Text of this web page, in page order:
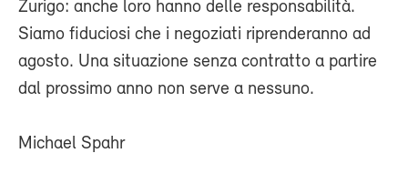
Zurigo: anche loro hanno delle responsabilità.
Siamo fiduciosi che i negoziati riprenderanno ad
agosto. Una situazione senza contratto a partire
dal prossimo anno non serve a nessuno.
Michael Spahr